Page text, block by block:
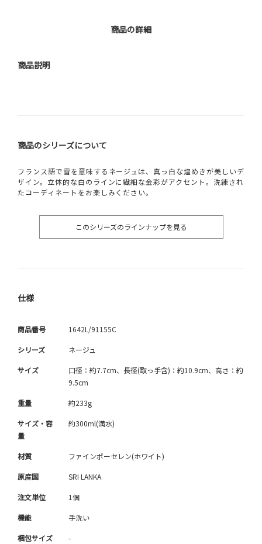
商品の詳細
商品説明
商品のシリーズについて
フランス語で雪を意味するネージュは、真っ白な煌めきが美しいデ
ザイン。立体的な白のラインに繊細な金彩がアクセント。洗練され
たコーディネートをお楽しみください。
このシリーズのラインナップを見る
仕様
商品番号 1642L/91155C
シリーズ ネージュ
サイズ
口径：約7.7cm、長径(取っ手含)：約10.9cm、高さ：約
9.5cm
重量 約233g
サイズ・容
量
約300ml(満水)
材質 ファインポーセレン(ホワイト)
原産国 SRI LANKA
注文単位 1個
機能 手洗い
梱包サイズ -